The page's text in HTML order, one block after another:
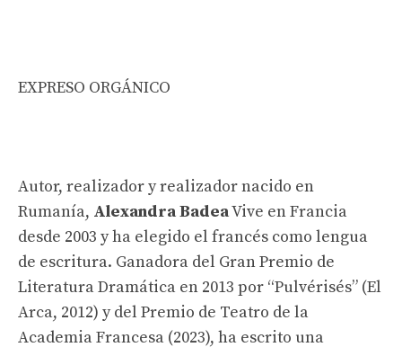
EXPRESO ORGÁNICO
Autor, realizador y realizador nacido en
Rumanía, Alexandra BadeaVive en Francia
desde 2003 y ha elegido el francés como lengua
de escritura. Ganadora del Gran Premio de
Literatura Dramática en 2013 por “Pulvérisés” (El
Arca, 2012) y del Premio de Teatro de la
Academia Francesa (2023), ha escrito una